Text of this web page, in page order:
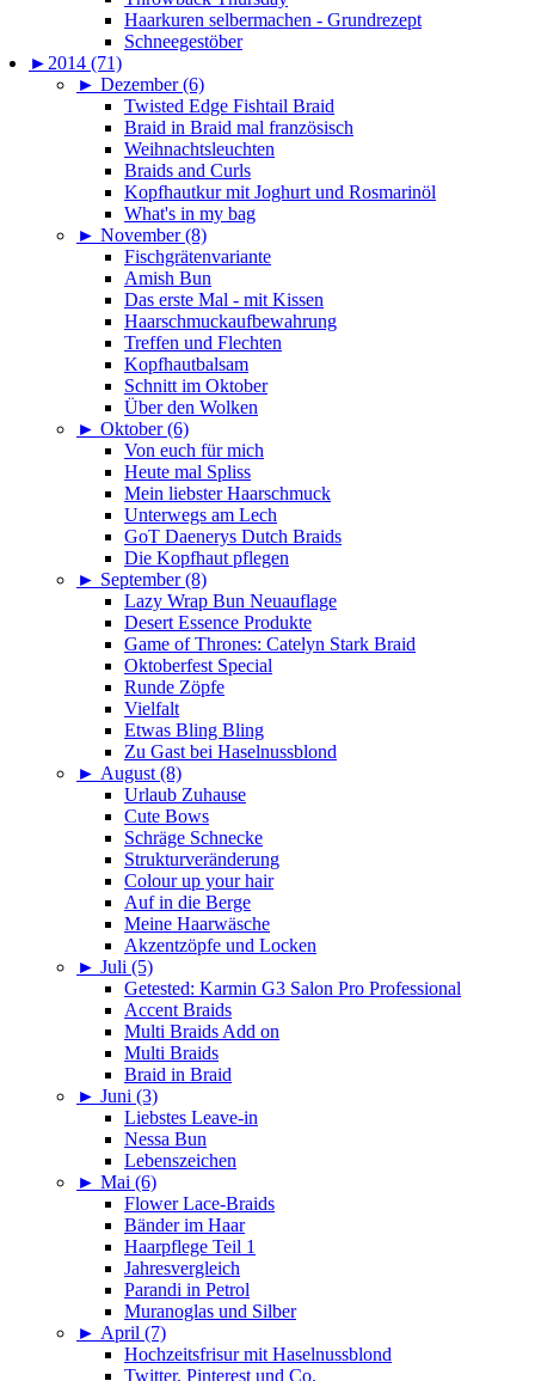
Haarkuren selbermachen - Grundrezept
Schneegestöber
► 2014 (71)
► Dezember (6)
Twisted Edge Fishtail Braid
Braid in Braid mal französisch
Weihnachtsleuchten
Braids and Curls
Kopfhautkur mit Joghurt und Rosmarinöl
What's in my bag
► November (8)
Fischgrätenvariante
Amish Bun
Das erste Mal - mit Kissen
Haarschmuckaufbewahrung
Treffen und Flechten
Kopfhautbalsam
Schnitt im Oktober
Über den Wolken
► Oktober (6)
Von euch für mich
Heute mal Spliss
Mein liebster Haarschmuck
Unterwegs am Lech
GoT Daenerys Dutch Braids
Die Kopfhaut pflegen
► September (8)
Lazy Wrap Bun Neuauflage
Desert Essence Produkte
Game of Thrones: Catelyn Stark Braid
Oktoberfest Special
Runde Zöpfe
Vielfalt
Etwas Bling Bling
Zu Gast bei Haselnussblond
► August (8)
Urlaub Zuhause
Cute Bows
Schräge Schnecke
Strukturveränderung
Colour up your hair
Auf in die Berge
Meine Haarwäsche
Akzentzöpfe und Locken
► Juli (5)
Getested: Karmin G3 Salon Pro Professional
Accent Braids
Multi Braids Add on
Multi Braids
Braid in Braid
► Juni (3)
Liebstes Leave-in
Nessa Bun
Lebenszeichen
► Mai (6)
Flower Lace-Braids
Bänder im Haar
Haarpflege Teil 1
Jahresvergleich
Parandi in Petrol
Muranoglas und Silber
► April (7)
Hochzeitsfrisur mit Haselnussblond
Twitter, Pinterest und Co.